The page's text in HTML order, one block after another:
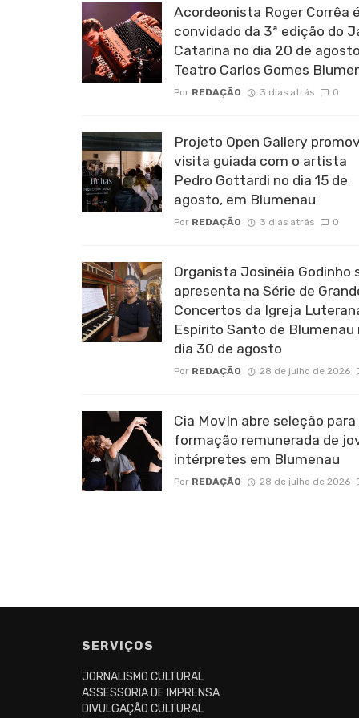
Acordeonista Roger Corrêa
convidado da 3ª edição do
Catarina no dia 20 de
Teatro Carlos Gomes
Por REDAÇÃO 3 dias atrás 0
Projeto Open Gallery
visita guiada com o artista
Pedro Gottardi no dia 15 de
agosto, em Blumenau
Por REDAÇÃO 3 dias atrás 0
Organista Josinéia Godinho
apresenta na Série de
Concertos da Igreja
Espírito Santo de Blumenau
dia 30 de agosto
Por REDAÇÃO 28 de julho de 2026
Cia MovIn abre seleção para
formação remunerada de
intérpretes em Blumenau
Por REDAÇÃO 28 de julho de 2026
SERVIÇOS
JORNALISMO CULTURAL
ASSESSORIA DE IMPRENSA
DIVULGAÇÃO CULTURAL